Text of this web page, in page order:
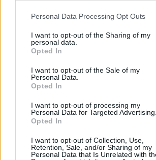
Please note that this website/app uses one
not limited to your visit or usage behaviour.
grant or deny consent to Google and its
use your data for below specified purposes
consent section.
Personal Data Processing Opt Outs
I want to opt-out of the Sharing of my
personal data.
Opted In
I want to opt-out of the Sale of my
Personal Data.
Opted In
I want to opt-out of processing my
Personal Data for Targeted Advertising.
Opted In
I want to opt-out of Collection, Use,
Retention, Sale, and/or Sharing of my
Personal Data that Is Unrelated with
NECROLOGIE
Mario Malu